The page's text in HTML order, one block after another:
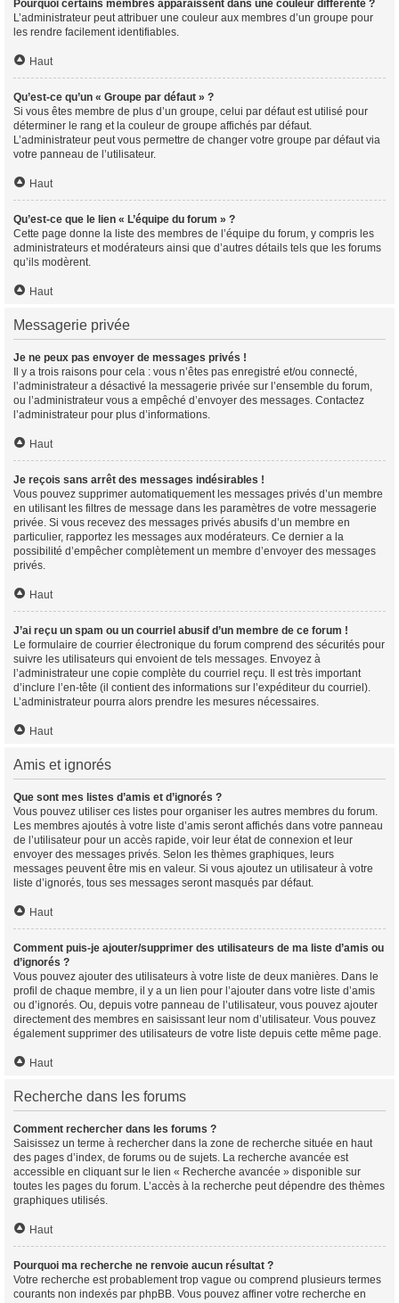
Pourquoi certains membres apparaissent dans une couleur différente ?
L’administrateur peut attribuer une couleur aux membres d’un groupe pour
les rendre facilement identifiables.
Haut
Qu’est-ce qu’un « Groupe par défaut » ?
Si vous êtes membre de plus d’un groupe, celui par défaut est utilisé pour
déterminer le rang et la couleur de groupe affichés par défaut.
L’administrateur peut vous permettre de changer votre groupe par défaut via
votre panneau de l’utilisateur.
Haut
Qu’est-ce que le lien « L’équipe du forum » ?
Cette page donne la liste des membres de l’équipe du forum, y compris les
administrateurs et modérateurs ainsi que d’autres détails tels que les forums
qu’ils modèrent.
Haut
Messagerie privée
Je ne peux pas envoyer de messages privés !
Il y a trois raisons pour cela : vous n’êtes pas enregistré et/ou connecté,
l’administrateur a désactivé la messagerie privée sur l’ensemble du forum,
ou l’administrateur vous a empêché d’envoyer des messages. Contactez
l’administrateur pour plus d’informations.
Haut
Je reçois sans arrêt des messages indésirables !
Vous pouvez supprimer automatiquement les messages privés d’un membre
en utilisant les filtres de message dans les paramètres de votre messagerie
privée. Si vous recevez des messages privés abusifs d’un membre en
particulier, rapportez les messages aux modérateurs. Ce dernier a la
possibilité d’empêcher complètement un membre d’envoyer des messages
privés.
Haut
J’ai reçu un spam ou un courriel abusif d’un membre de ce forum !
Le formulaire de courrier électronique du forum comprend des sécurités pour
suivre les utilisateurs qui envoient de tels messages. Envoyez à
l’administrateur une copie complète du courriel reçu. Il est très important
d’inclure l’en-tête (il contient des informations sur l’expéditeur du courriel).
L’administrateur pourra alors prendre les mesures nécessaires.
Haut
Amis et ignorés
Que sont mes listes d’amis et d’ignorés ?
Vous pouvez utiliser ces listes pour organiser les autres membres du forum.
Les membres ajoutés à votre liste d’amis seront affichés dans votre panneau
de l’utilisateur pour un accès rapide, voir leur état de connexion et leur
envoyer des messages privés. Selon les thèmes graphiques, leurs
messages peuvent être mis en valeur. Si vous ajoutez un utilisateur à votre
liste d’ignorés, tous ses messages seront masqués par défaut.
Haut
Comment puis-je ajouter/supprimer des utilisateurs de ma liste d’amis ou
d’ignorés ?
Vous pouvez ajouter des utilisateurs à votre liste de deux manières. Dans le
profil de chaque membre, il y a un lien pour l’ajouter dans votre liste d’amis
ou d’ignorés. Ou, depuis votre panneau de l’utilisateur, vous pouvez ajouter
directement des membres en saisissant leur nom d’utilisateur. Vous pouvez
également supprimer des utilisateurs de votre liste depuis cette même page.
Haut
Recherche dans les forums
Comment rechercher dans les forums ?
Saisissez un terme à rechercher dans la zone de recherche située en haut
des pages d’index, de forums ou de sujets. La recherche avancée est
accessible en cliquant sur le lien « Recherche avancée » disponible sur
toutes les pages du forum. L’accès à la recherche peut dépendre des thèmes
graphiques utilisés.
Haut
Pourquoi ma recherche ne renvoie aucun résultat ?
Votre recherche est probablement trop vague ou comprend plusieurs termes
courants non indexés par phpBB. Vous pouvez affiner votre recherche en